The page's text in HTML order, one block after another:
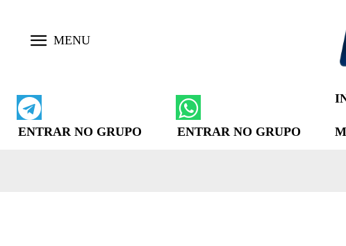
ENTRAR NO GRUPO ENTRAR NO GRUPO